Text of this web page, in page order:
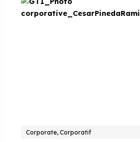
Corporate, Corporatif